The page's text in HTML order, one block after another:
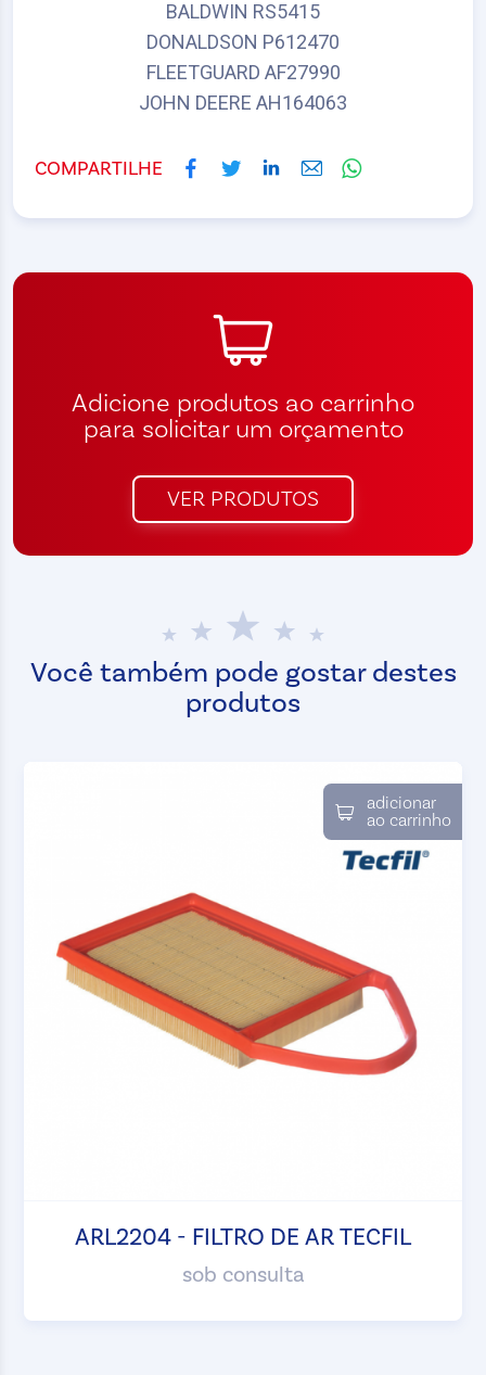
BALDWIN RS5415
DONALDSON P612470
FLEETGUARD AF27990
JOHN DEERE AH164063
COMPARTILHE
Adicione produtos ao carrinho
para solicitar um orçamento
VER PRODUTOS
Você também pode gostar destes
produtos
adicionar
ao carrinho
ARL2204 - FILTRO DE AR TECFIL
sob consulta